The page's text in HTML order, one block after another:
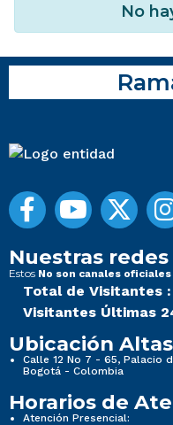
No
Nuestras redes
Estos No son canales oficiales
Total de Visitantes :
Visitantes Últimas
Ubicación
Calle 12 No 7 - 65, Palacio
Bogotá - Colombia
Horarios de
Atención Presencial: